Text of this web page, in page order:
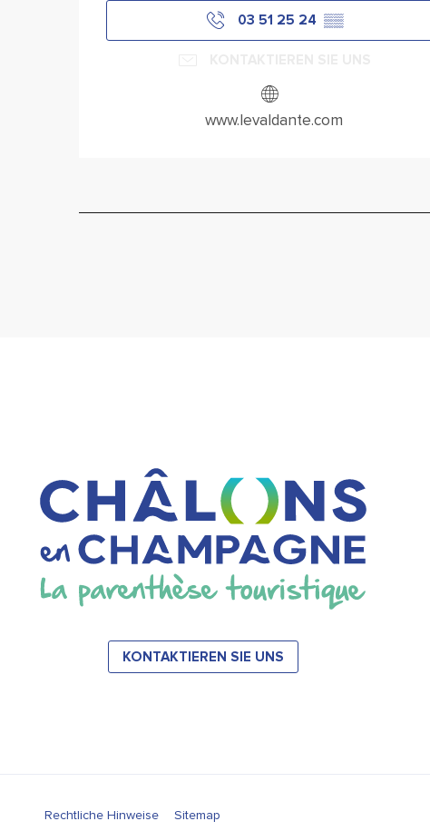
03 51 25 24 ▒▒
www.levaldante.com
KONTAKTIEREN SIE UNS
Rechtliche Hinweise Sitemap